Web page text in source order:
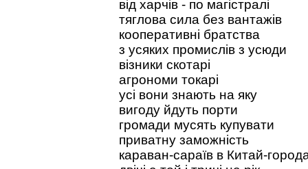
від харчів - по магістралі
тяглова сила без вантажів
кооперативні братства
з усяких промислів з усюди
візники скотарі
агрономи токарі
усі вони знають на яку
вигоду йдуть порти
громади мусять купувати
приватну заможність
караван-сараїв в Китай-